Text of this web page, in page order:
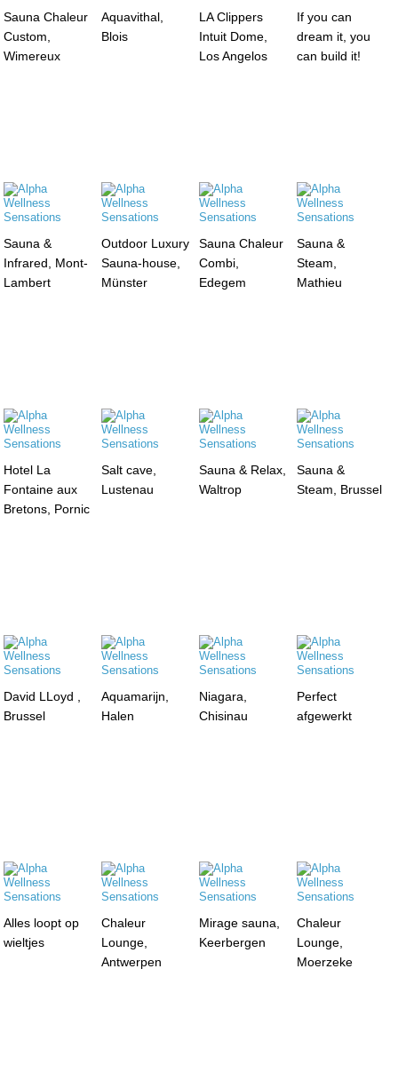
Sauna Chaleur
Custom,
Wimereux
Aquavithal,
Blois
LA Clippers
Intuit Dome,
Los Angelos
If you can
dream it, you
can build it!
Sauna &
Infrared, Mont-
Lambert
Outdoor Luxury
Sauna-house,
Münster
Sauna Chaleur
Combi,
Edegem
Sauna &
Steam,
Mathieu
Hotel La
Fontaine aux
Bretons, Pornic
Salt cave,
Lustenau
Sauna & Relax,
Waltrop
Sauna &
Steam, Brussel
David LLoyd ,
Brussel
Aquamarijn,
Halen
Niagara,
Chisinau
Perfect
afgewerkt
Alles loopt op
wieltjes
Chaleur
Lounge,
Antwerpen
Mirage sauna,
Keerbergen
Chaleur
Lounge,
Moerzeke